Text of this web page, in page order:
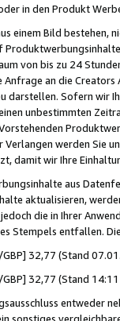
in den Produkt
einem Bild bestehen,
von bis zu 24
an die
darstellen. Sofern wir
unbestimmten
werden Sie
damit wir Ihre
aus
aktualisieren,
die in Ihrer
Stempels entfallen.
32,77 (Stand
32,77 (Stand
entweder
sonstiges